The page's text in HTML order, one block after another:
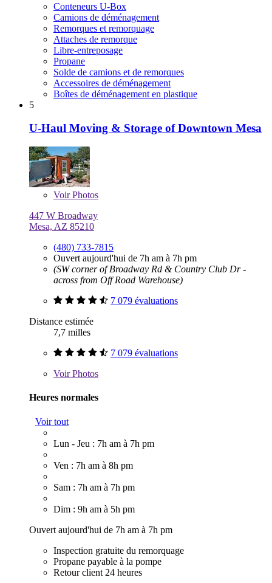
Conteneurs U-Box
Camions de déménagement
Remorques et remorquage
Attaches de remorque
Libre-entreposage
Propane
Solde de camions et de remorques
Accessoires de déménagement
Boîtes de déménagement en plastique
5
U-Haul Moving & Storage of Downtown Mesa
VoirPhotos
447 W Broadway
Mesa, AZ 85210
(480) 733-7815
Ouvert aujourd'hui de 7h am à 7h pm
(SW corner of Broadway Rd & Country Club Dr -
across from Off Road Warehouse)
7 079 évaluations
Distance estimée
7,7 milles
7 079 évaluations
VoirPhotos
Heures normales
Voir tout
Lun - Jeu : 7h am à 7h pm
Ven : 7h am à 8h pm
Sam : 7h am à 7h pm
Dim : 9h am à 5h pm
Ouvert aujourd'hui de 7h am à 7h pm
Inspection gratuite du remorquage
Propane payable à la pompe
Retour client 24 heures